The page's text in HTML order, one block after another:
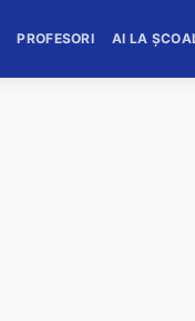
PROFESORI AI LA